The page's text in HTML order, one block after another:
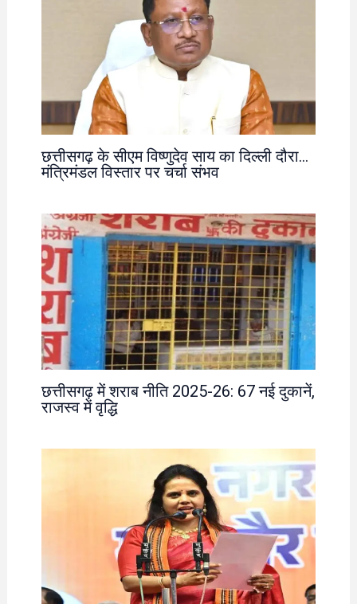
छत्तीसगढ़ के सीएम विष्णुदेव साय का दिल्ली दौरा…
मंत्रिमंडल विस्तार पर चर्चा संभव
छत्तीसगढ़ में शराब नीति 2025-26: 67 नई दुकानें,
राजस्व में वृद्धि